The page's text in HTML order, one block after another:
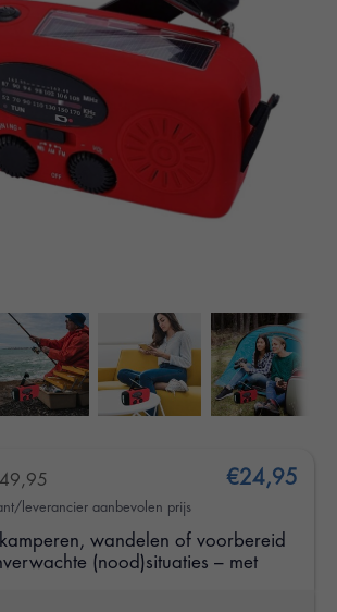
leverancier aanbevolen prijs
€24,95
wandelen of voorbereid
(nood)situaties – met